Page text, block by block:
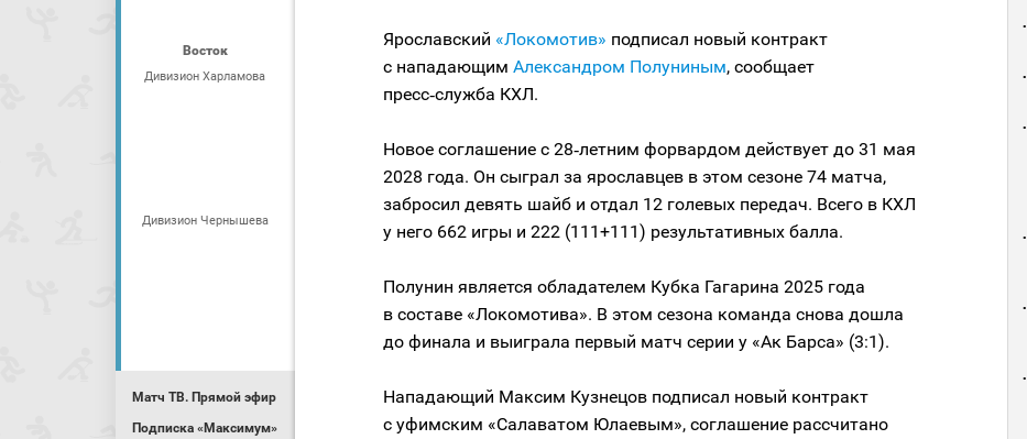
Восток
Дивизион Харламова
Дивизион Чернышева
Матч ТВ. Прямой эфир
Подписка «Максимум»
Ярославский «Локомотив» подписал новый контракт
с нападающим Александром Полуниным, сообщает
пресс‑служба КХЛ.
Новое соглашение с 28‑летним форвардом действует до 31 мая
2028 года. Он сыграл за ярославцев в этом сезоне 74 матча,
забросил девять шайб и отдал 12 голевых передач. Всего в КХЛ
у него 662 игры и 222 (111+111) результативных балла.
Полунин является обладателем Кубка Гагарина 2025 года
в составе «Локомотива». В этом сезона команда снова дошла
до финала и выиграла первый матч серии у «Ак Барса» (3:1).
Нападающий Максим Кузнецов подписал новый контракт
с уфимским «Салаватом Юлаевым», соглашение рассчитано